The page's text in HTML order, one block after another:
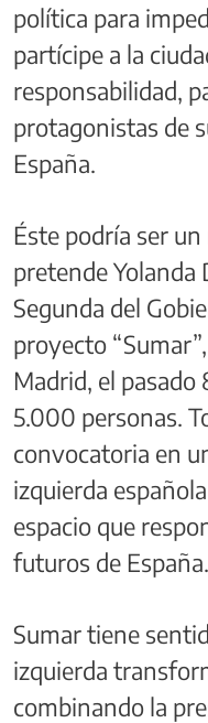
política para
partícipe a la
responsabilidad,
protagonistas de
España.
Éste podría ser
pretende Yolanda
Segunda del
proyecto
Madrid, el pasado
5.000 personas.
convocatoria en
izquierda
espacio que
futuros de España.
Sumar tiene
izquierda
combinando la